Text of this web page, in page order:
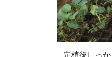
定植後しっ